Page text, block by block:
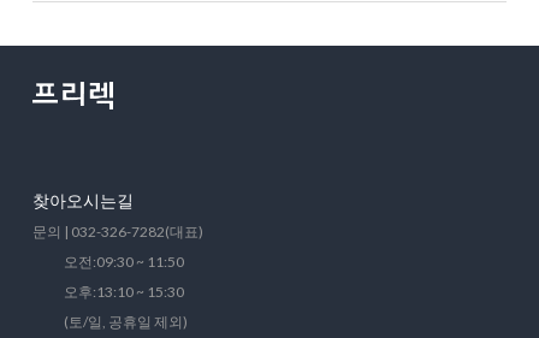
찾아오시는길
문의 | 032-326-7282(대표)
오전:09:30 ~ 11:50
오후:13:10 ~ 15:30
(토/일, 공휴일 제외)